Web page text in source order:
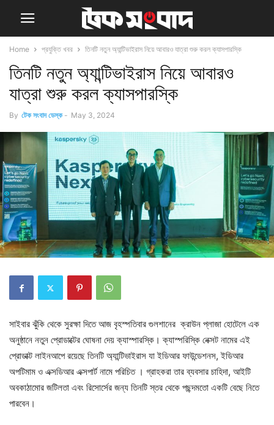
Home প্রযুক্তি খবর তিনটি নতুন অ্যান্টিভাইরাস নিয়ে আবারও যাত্রা শুরু করল ক্যাসপারস্কি
তিনটি নতুন অ্যান্টিভাইরাস নিয়ে আবারও
যাত্রা শুরু করল ক্যাসপারস্কি
By টেক সংবাদ ডেস্ক - May 3, 2024
সাইবার ঝুঁকি থেকে সুরক্ষা দিতে আজ বৃহস্পতিবার গুলশানের ক্রাউন প্লাজা হোটেলে এক
অনুষ্ঠানে নতুন প্রোডাক্টের ঘোষনা দেয় ক্যাস্পারস্কি। ক্যাস্পরিস্কি নেক্সট নামের এই
প্রোডাক্ট লাইনআপে রয়েছে তিনটি অ্যান্টিভাইরাস যা ইডিআর ফাউন্ডেশনস, ইডিআর
অপটিমাম ও এক্সডিআর এক্সপার্ট নামে পরিচিত । গ্রাহকরা তার ব্যবসার চাহিদা, আইটি
অবকাঠামোর জটিলতা এবং রিসোর্সের জন্য তিনটি স্তর থেকে পছন্দমতো একটি বেছে নিতে
পারবেন।